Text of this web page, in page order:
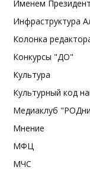
Именем
Инфраструктура
Колонка
Конкурсы "ДО"
Культура
Культурный код
Медиаклуб
Мнение
МФЦ
МЧС